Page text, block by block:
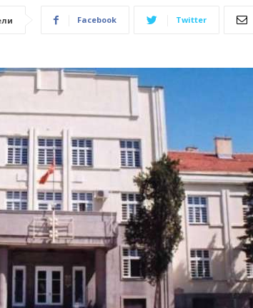
Facebook Twitter